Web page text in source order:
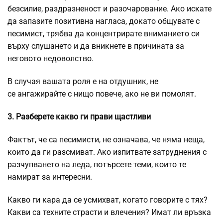
безсилие, раздразненост и разочарование. Ако искате
да запазите позитивна нагласа, докато общувате с
песимист, трябва да концентрирате вниманието си
върху слушането и да вникнете в причината за
неговото недоволство.
В случая вашата роля е на отдушник, не
се ангажирайте с нищо повече, ако не ви помолят.
3. Разберете какво ги прави щастливи
Фактът, че са песимисти, не означава, че няма неща,
които да ги разсмиват. Ако изпитвате затруднения с
разчупването на леда, потърсете теми, които те
намират за интересни.
Какво ги кара да се усмихват, когато говорите с тях?
Какви са техните страсти и влечения? Имат ли връзка